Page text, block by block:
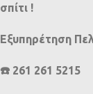
σπίτι !
Εξυπηρέτηση
☎️ 261 261 5215